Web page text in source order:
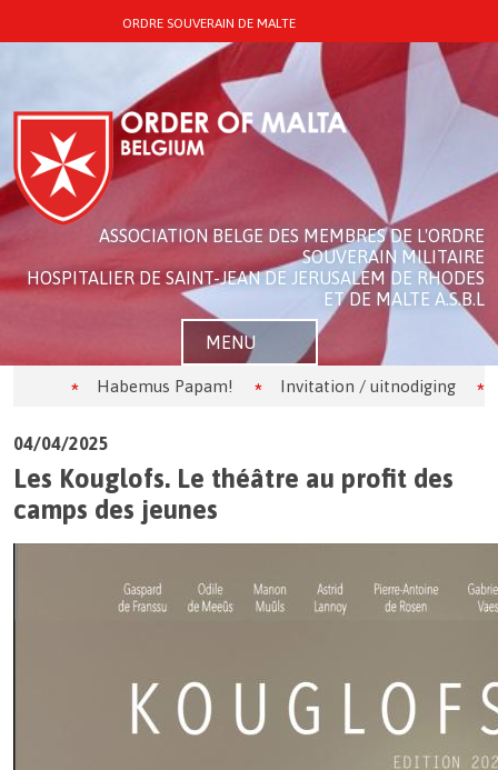
ORDRE SOUVERAIN DE MALTE
ASSOCIATION BELGE DES MEMBRES DE L'ORDRE
SOUVERAIN MILITAIRE
HOSPITALIER DE SAINT-JEAN DE JERUSALEM DE RHODES
ET DE MALTE A.S.B.L
MENU
Habemus Papam! Invitation / uitnodiging
04/04/2025
Les Kouglofs. Le théâtre au profit des
camps des jeunes